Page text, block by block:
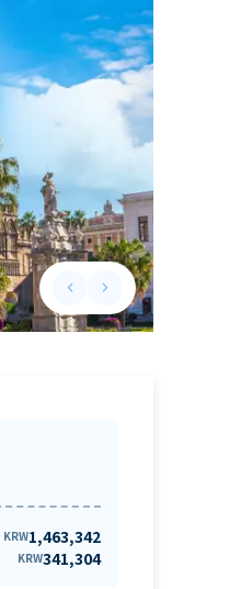
keyboard_arrow_leftPrevious slide
keyboard_arrow_rightNext slide
KRW1,463,342
KRW341,304